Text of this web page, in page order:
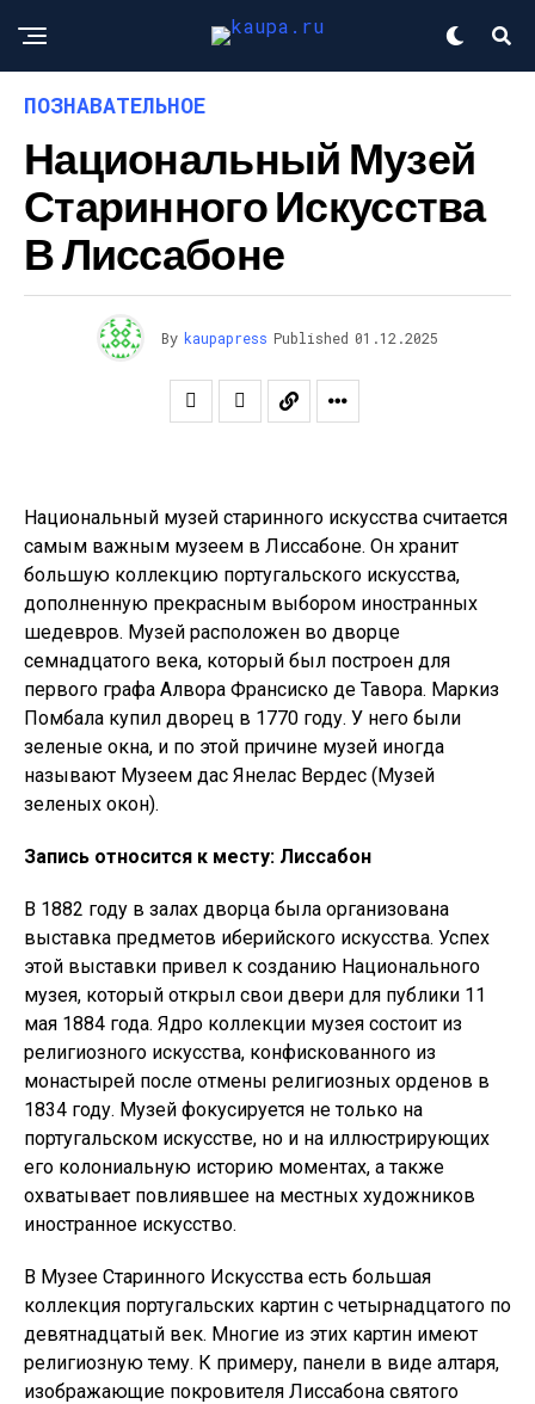
ПОЗНАВАТЕЛЬНОЕ
Национальный Музей
Старинного Искусства
В Лиссабоне
By kaupapress Published 01.12.2025
Национальный музей старинного искусства считается
самым важным музеем в Лиссабоне. Он хранит
большую коллекцию португальского искусства,
дополненную прекрасным выбором иностранных
шедевров. Музей расположен во дворце
семнадцатого века, который был построен для
первого графа Алвора Франсиско де Тавора. Маркиз
Помбала купил дворец в 1770 году. У него были
зеленые окна, и по этой причине музей иногда
называют Музеем дас Янелас Вердес (Музей
зеленых окон).
Запись относится к месту: Лиссабон
В 1882 году в залах дворца была организована
выставка предметов иберийского искусства. Успех
этой выставки привел к созданию Национального
музея, который открыл свои двери для публики 11
мая 1884 года. Ядро коллекции музея состоит из
религиозного искусства, конфискованного из
монастырей после отмены религиозных орденов в
1834 году. Музей фокусируется не только на
португальском искусстве, но и на иллюстрирующих
его колониальную историю моментах, а также
охватывает повлиявшее на местных художников
иностранное искусство.
В Музее Старинного Искусства есть большая
коллекция португальских картин с четырнадцатого по
девятнадцатый век. Многие из этих картин имеют
религиозную тему. К примеру, панели в виде алтаря,
изображающие покровителя Лиссабона святого